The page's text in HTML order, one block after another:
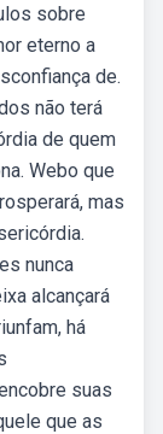
sobre
eterno a
de.
não terá
de quem
Webo que
mas
nunca
alcançará
há
suas
que as